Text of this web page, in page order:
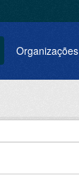
Organizações